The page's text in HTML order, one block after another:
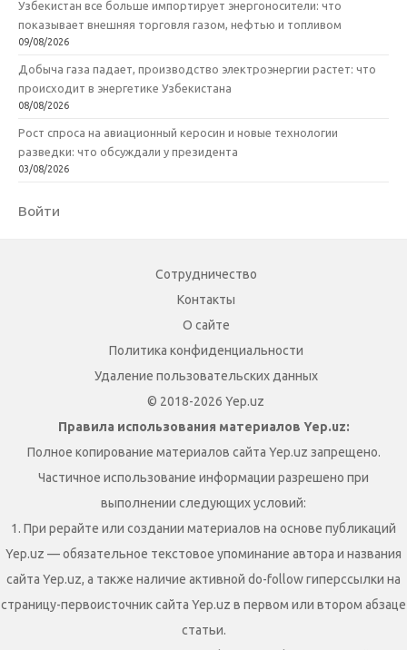
Узбекистан все больше импортирует энергоносители: что
показывает внешняя торговля газом, нефтью и топливом
09/08/2026
Добыча газа падает, производство электроэнергии растет: что
происходит в энергетике Узбекистана
08/08/2026
Рост спроса на авиационный керосин и новые технологии
разведки: что обсуждали у президента
03/08/2026
Войти
Сотрудничество
Контакты
О сайте
Политика конфиденциальности
Удаление пользовательских данных
© 2018-2026 Yep.uz
Правила использования материалов Yep.uz:
Полное копирование материалов сайта Yep.uz запрещено.
Частичное использование информации разрешено при
выполнении следующих условий:
1. При рерайте или создании материалов на основе публикаций
Yep.uz — обязательное текстовое упоминание автора и названия
сайта Yep.uz, а также наличие активной do-follow гиперссылки на
страницу-первоисточник сайта Yep.uz в первом или втором абзаце
статьи.